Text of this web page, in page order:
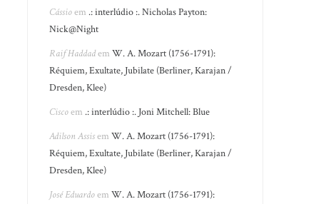
Cássioem .: interlúdio :. Nicholas Payton:
Nick@Night
Raif HaddademW. A. Mozart (1756-1791):
Réquiem, Exultate, Jubilate (Berliner, Karajan /
Dresden, Klee)
Ciscoem .: interlúdio :. Joni Mitchell: Blue
Adilson AssisemW. A. Mozart (1756-1791):
Réquiem, Exultate, Jubilate (Berliner, Karajan /
Dresden, Klee)
José EduardoemW. A. Mozart (1756-1791):